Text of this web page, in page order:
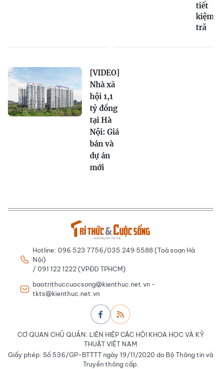
tiết
kiệm
tră
[VIDEO]
Nhà xã
hội 1,1
tỷ đồng
tại Hà
Nội: Giá
bán và
dự án
mới
Hotline: 096 523 7756/035 249 5588 (Toà soạn Hà
Nội)
/ 091 122 1222 (VPĐD TPHCM)
baotrithuccuocsong@kienthuc.net.vn -
tkts@kienthuc.net.vn
CƠ QUAN CHỦ QUẢN: LIÊN HIỆP CÁC HỘI KHOA HỌC VÀ KỸ
THUẬT VIỆT NAM
Giấy phép: Số 536/GP-BTTTT ngày 19/11/2020 do Bộ Thông tin và
Truyền thông cấp.